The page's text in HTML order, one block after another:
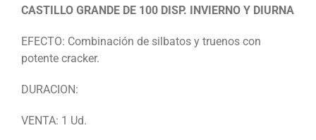
CASTILLO GRANDE DE 100 DISP. INVIERNO Y DIURNA
EFECTO: Combinación de silbatos y truenos con
potente cracker.
DURACION:
VENTA: 1 Ud.